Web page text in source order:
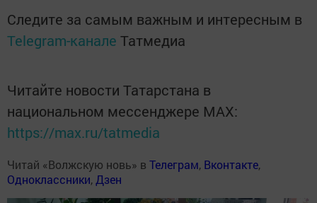
Следите за самым важным и интересным в
Telegram-канале Татмедиа
Читайте новости Татарстана в
национальном мессенджере MАХ:
https://max.ru/tatmedia
Читай «Волжскую новь» в Телеграм, Вконтакте,
Одноклассники, Дзен